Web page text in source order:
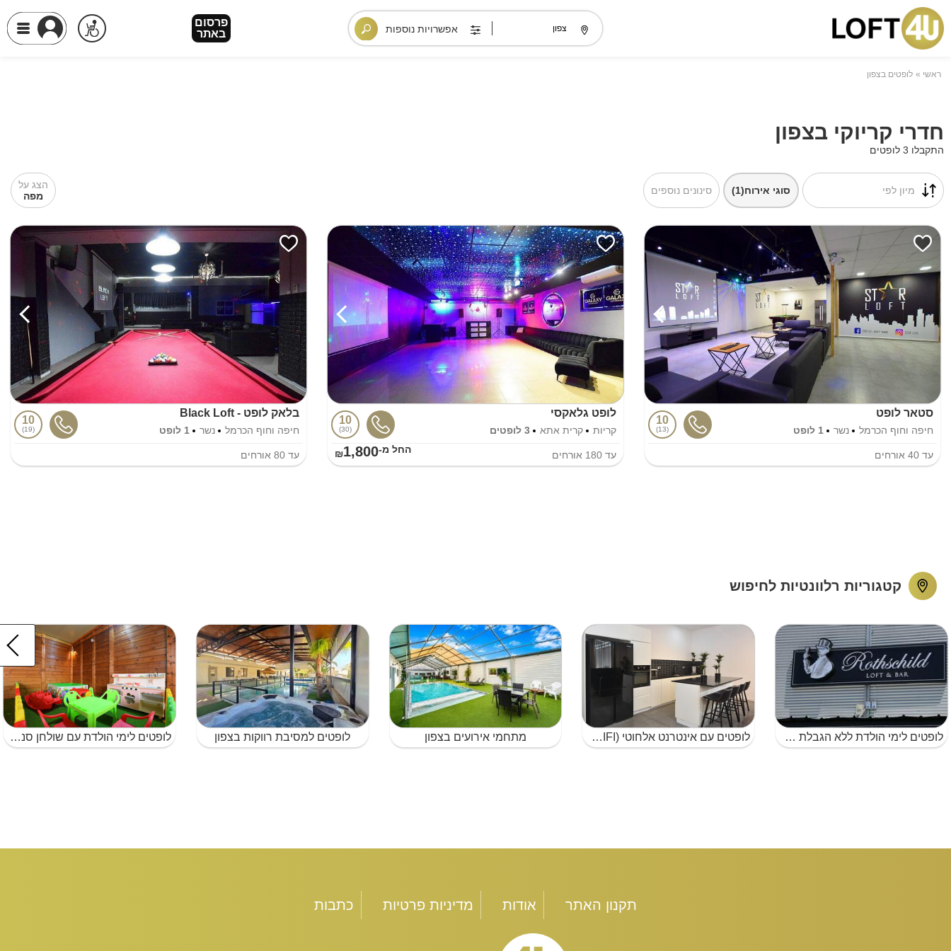
פרסום
באתר
ראשי לופטים בצפון
חדרי קריוקי בצפון
התקבלו 3 לופטים
אפשרויות נוספות
מיון לפי
הצג על
מפה
סוגי אירוח(1) סינונים נוספים
סטאר לופט
חיפה וחוף הכרמל נשר 1 לופט
10
13
עד 40 אורחים
לופט גלאקסי
קריות קרית אתא 3 לופטים
10
30
עד 180 אורחים החל מ-₪1,800
בלאק לופט - Black Loft
חיפה וחוף הכרמל נשר 1 לופט
10
19
עד 80אורחים
קטגוריות רלוונטיות לחיפוש
לופטים לימי הולדת ללא הגבלת רעש בצפון לופטים עם אינטרנט אלחוטי (WIFI) למסיבת רווקים עם מערכת הגברה ללא הגבלת רעש בצפון מתחמי אירועים בצפון לופטים למסיבת רווקות בצפון לופטים לימי הולדת עם שולחן סנוקר ללא הגבלת רעש בצפון
תקנון האתר אודות מדיניות פרטיות כתבות